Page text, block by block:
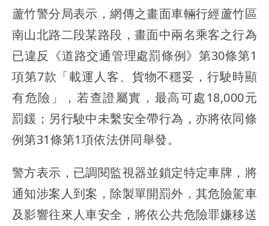
蘆竹警分局表示，網傳之畫面車輛行經蘆竹區
南山北路二段某路段，畫面中兩名乘客之行為
已違反《道路交通管理處罰條例》第30條第1
項第7款「載運人客、貨物不穩妥，行駛時顯
有危險」，若查證屬實，最高可處18,000元
罰鍰；另行駛中未繫安全帶行為，亦將依同條
例第31條第1項依法併同舉發。
警方表示，已調閱監視器並鎖定特定車牌，將
通知涉案人到案，除製單開罰外，其危險駕車
及影響往來人車安全，將依公共危險罪嫌移送